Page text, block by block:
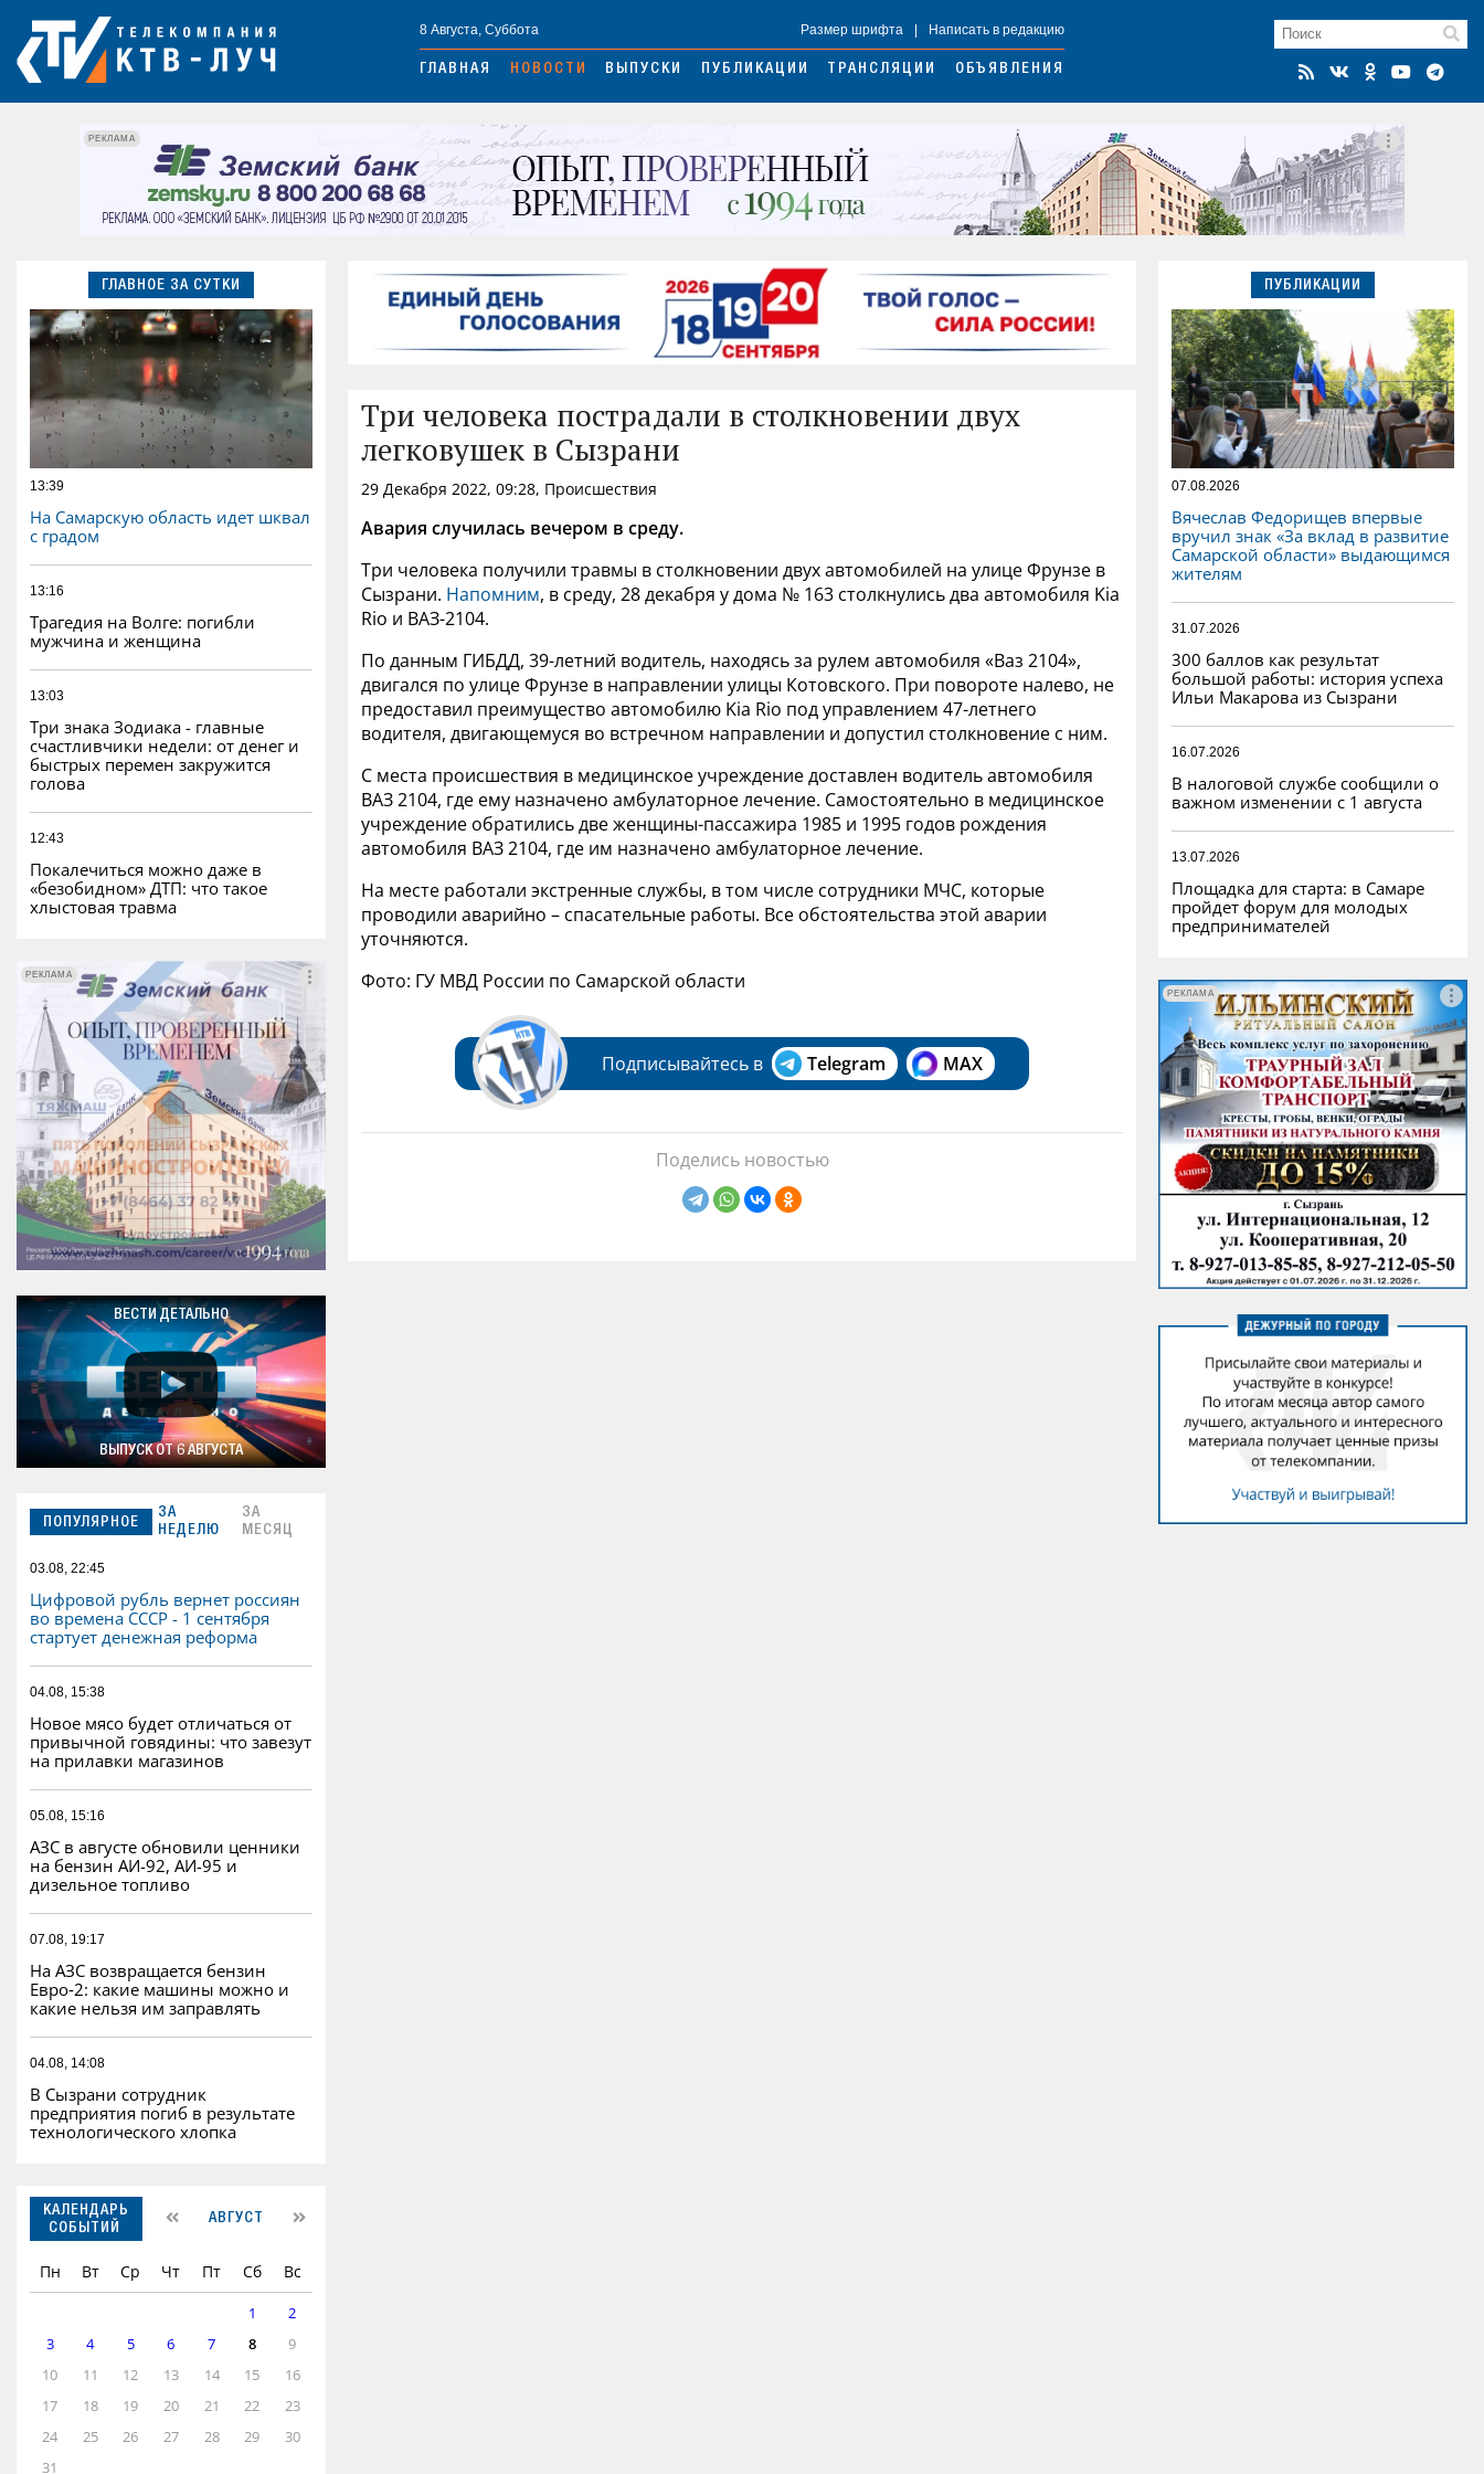
8 Августа, Суббота Размер шрифта Написать в редакцию
ГЛАВНАЯ НОВОСТИ ВЫПУСКИ ПУБЛИКАЦИИ ТРАНСЛЯЦИИ ОБЪЯВЛЕНИЯ
РЕКЛАМА
ГЛАВНОЕ ЗА СУТКИ
13:39
На Самарскую область идет шквал
с градом
13:16
Трагедия на Волге: погибли
мужчина и женщина
13:03
Три знака Зодиака - главные
счастливчики недели: от денег и
быстрых перемен закружится
голова
12:43
Покалечиться можно даже в
«безобидном» ДТП: что такое
хлыстовая травма
РЕКЛАМА
РЕКЛАМА
ВЕСТИ ДЕТАЛЬНО
ВЫПУСК ОТ 6 АВГУСТА
ПОПУЛЯРНОЕ
ЗА
НЕДЕЛЮ
ЗА
МЕСЯЦ
03.08, 22:45
Цифровой рубль вернет россиян
во времена СССР - 1 сентября
стартует денежная реформа
04.08, 15:38
Новое мясо будет отличаться от
привычной говядины: что завезут
на прилавки магазинов
05.08, 15:16
АЗС в августе обновили ценники
на бензин АИ-92, АИ-95 и
дизельное топливо
07.08, 19:17
На АЗС возвращается бензин
Евро‑2: какие машины можно и
какие нельзя им заправлять
04.08, 14:08
В Сызрани сотрудник
предприятия погиб в результате
технологического хлопка
КАЛЕНДАРЬ
СОБЫТИЙ
АВГУСТ
Пн Вт Ср Чт Пт Сб Вс
1
2
3
4 5 6 7 8
9
10
11 12 13 14 15
16
17
18 19 20 21 22
23
24
25 26 27 28 29
30
31
Три человека пострадали в столкновении двух
легковушек в Сызрани
29 Декабря 2022, 09:28, Происшествия
Авария случилась вечером в среду.
Три человека получили травмы в столкновении двух автомобилей на улице Фрунзе в
Сызрани. Напомним, в среду, 28 декабря у дома № 163 столкнулись два автомобиля Kia
Rio и ВАЗ-2104.
По данным ГИБДД, 39-летний водитель, находясь за рулем автомобиля «Ваз 2104»,
двигался по улице Фрунзе в направлении улицы Котовского. При повороте налево, не
предоставил преимущество автомобилю Kia Rio под управлением 47-летнего
водителя, двигающемуся во встречном направлении и допустил столкновение с ним.
С места происшествия в медицинское учреждение доставлен водитель автомобиля
ВАЗ 2104, где ему назначено амбулаторное лечение. Самостоятельно в медицинское
учреждение обратились две женщины-пассажира 1985 и 1995 годов рождения
автомобиля ВАЗ 2104, где им назначено амбулаторное лечение.
На месте работали экстренные службы, в том числе сотрудники МЧС, которые
проводили аварийно – спасательные работы. Все обстоятельства этой аварии
уточняются.
Фото: ГУ МВД России по Самарской области
Подписывайтесь в Telegram MAX
Поделись новостью
ПУБЛИКАЦИИ
07.08.2026
Вячеслав Федорищев впервые
вручил знак «За вклад в развитие
Самарской области» выдающимся
жителям
31.07.2026
300 баллов как результат
большой работы: история успеха
Ильи Макарова из Сызрани
16.07.2026
В налоговой службе сообщили о
важном изменении с 1 августа
13.07.2026
Площадка для старта: в Самаре
пройдет форум для молодых
предпринимателей
РЕКЛАМА